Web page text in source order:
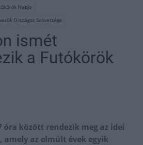
Napja
Országos Szövetsége
ismét
a Futókörök
óra között rendezik meg az idei
az elmúlt évek egyik